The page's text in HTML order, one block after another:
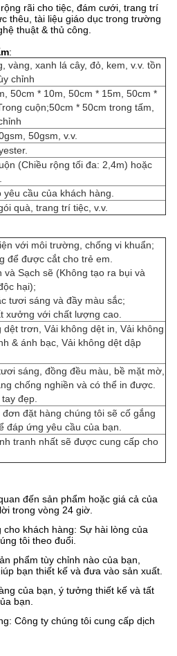
rãi cho tiệc, đám cưới, trang trí
thêu, tài liệu giáo dục trong trường
thuật & thủ công.
:
vàng, xanh lá cây, đỏ, kem, v.v. tồn
chỉnh
50cm * 10m, 50cm * 15m, 50cm *
cuộn;50cm * 50cm trong tấm,
50gsm, v.v.
(Chiều rộng tối đa: 2,4m) hoặc
yêu cầu của khách hàng.
quà, trang trí tiệc, v.v.
với môi trường, chống vi khuẩn;
để được cắt cho trẻ em.
và Sạch sẽ (Không tạo ra bụi và
hại);
tươi sáng và đầy màu sắc;
xưởng với chất lượng cao.
dệt trơn, Vải không dệt in, Vải không
& ánh bạc, Vải không dệt dập
sáng, đồng đều màu, bề mặt mờ,
chống nghiền và có thể in được.
đẹp.
đơn đặt hàng chúng tôi sẽ cố gắng
đáp ứng yêu cầu của bạn.
tranh nhất sẽ được cung cấp cho
đến sản phẩm hoặc giá cả của
trong vòng 24 giờ.
khách hàng: Sự hài lòng của
tôi theo đuổi.
phẩm tùy chỉnh nào của bạn,
bạn thiết kế và đưa vào sản xuất.
của bạn, ý tưởng thiết kế và tất
bạn.
Công ty chúng tôi cung cấp dịch